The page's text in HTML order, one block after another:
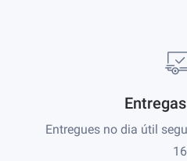
Entregues no dia útil